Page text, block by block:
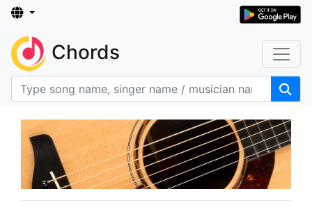
Chords